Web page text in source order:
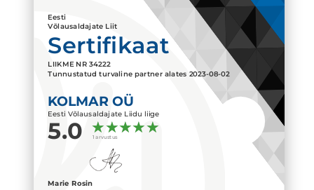
Eesti
Võlausaldajate Liit
Sertifikaat
LIIKME NR 34222
Tunnustatud turvaline partner alates 2023-08-02
KOLMAR OÜ
Eesti Võlausaldajate Liidu liige
5.0 1 arvustus
Marie Rosin